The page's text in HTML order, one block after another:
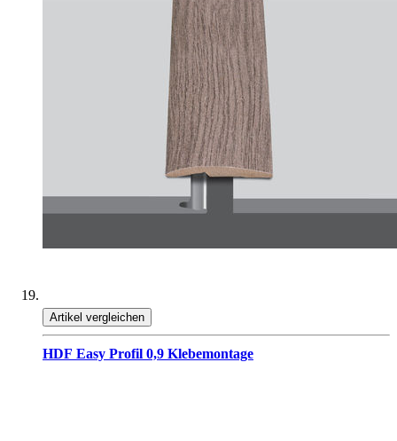
Artikel vergleichen
HDF Easy Profil 0,9 Klebemontage